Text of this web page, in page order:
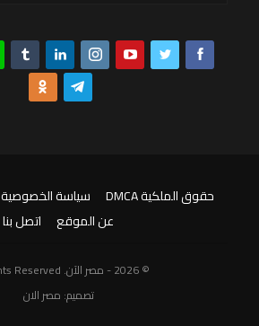
حقوق الملكية DMCA سياسة الخصوصية
عن الموقع
اتصل بنا
© 2026 - مصر الآن. All Rights Reserved
تصميم: مصر الان